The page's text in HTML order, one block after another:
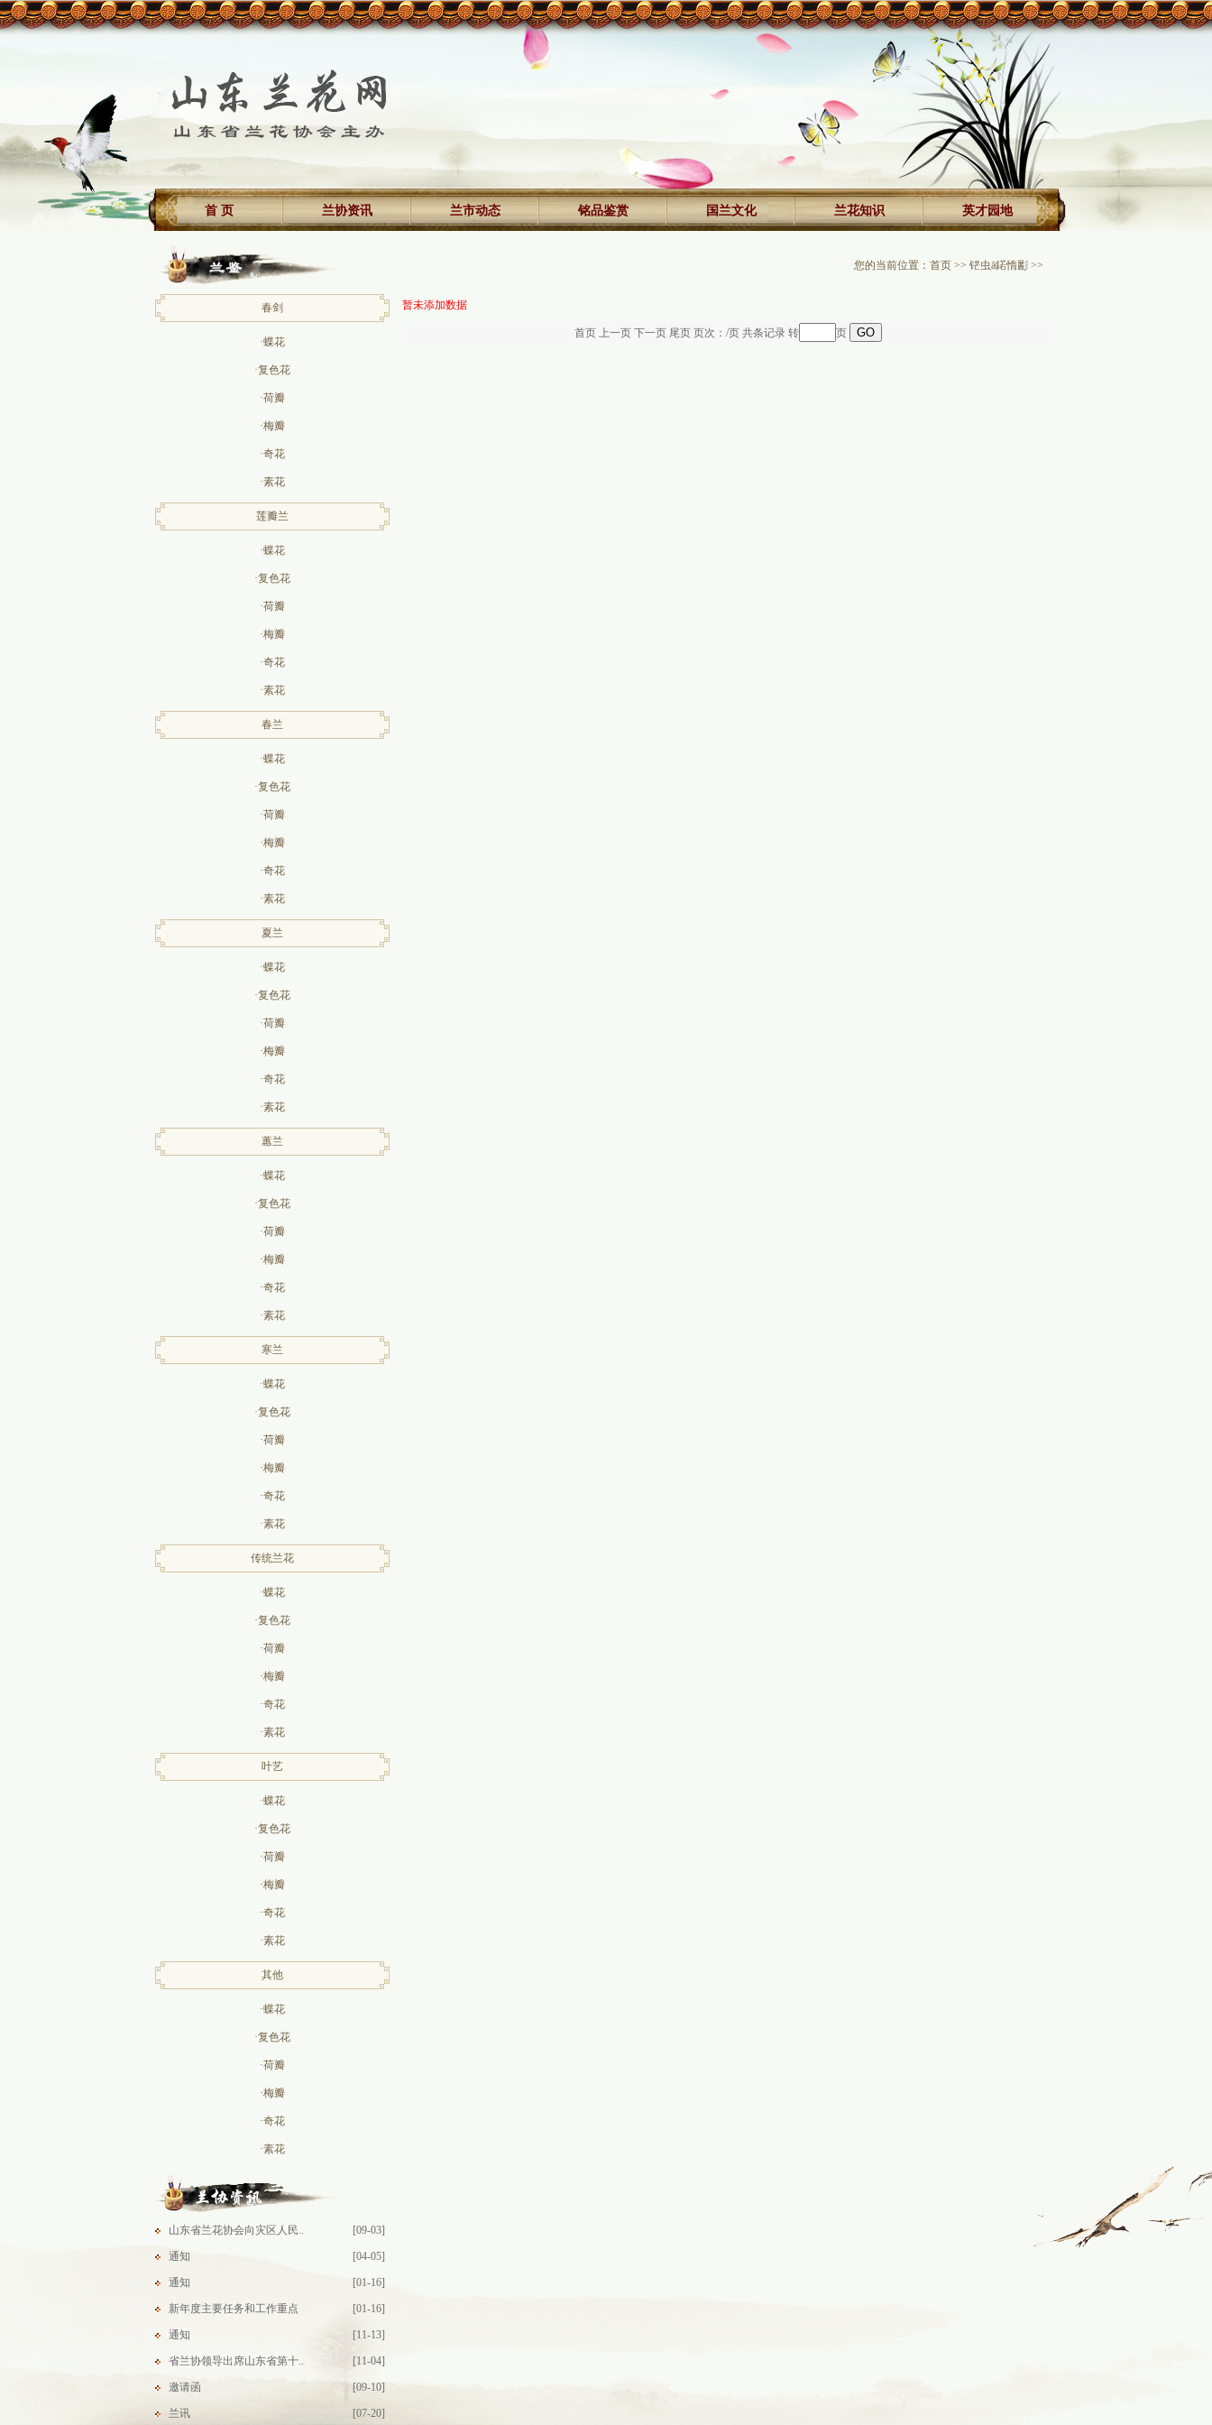
首 页 兰协资讯 兰市动态 铭品鉴赏 国兰文化 兰花知识 英才园地
春剑
·蝶花
·复色花
·荷瓣
·梅瓣
·奇花
·素花
莲瓣兰
·蝶花
·复色花
·荷瓣
·梅瓣
·奇花
·素花
春兰
·蝶花
·复色花
·荷瓣
·梅瓣
·奇花
·素花
夏兰
·蝶花
·复色花
·荷瓣
·梅瓣
·奇花
·素花
蕙兰
·蝶花
·复色花
·荷瓣
·梅瓣
·奇花
·素花
寒兰
·蝶花
·复色花
·荷瓣
·梅瓣
·奇花
·素花
传统兰花
·蝶花
·复色花
·荷瓣
·梅瓣
·奇花
·素花
叶艺
·蝶花
·复色花
·荷瓣
·梅瓣
·奇花
·素花
其他
·蝶花
·复色花
·荷瓣
·梅瓣
·奇花
·素花
[09-03]
山东省兰花协会向灾区人民..
[04-05]
通知
[01-16]
通知
[01-16]
新年度主要任务和工作重点
[11-13]
通知
[11-04]
省兰协领导出席山东省第十..
[09-10]
邀请函
[07-20]
兰讯
您的当前位置： 首页 >> 铓虫ā鍩惰彲 >>
暂未添加数据
首页 上一页 下一页 尾页 页次：/页 共条记录 转 页